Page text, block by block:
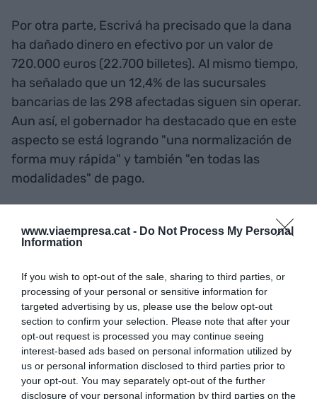
www.viaempresa.cat - Do Not Process My Personal
Information
If you wish to opt-out of the sale, sharing to third parties, or
processing of your personal or sensitive information for
targeted advertising by us, please use the below opt-out
section to confirm your selection. Please note that after your
opt-out request is processed you may continue seeing
interest-based ads based on personal information utilized by
us or personal information disclosed to third parties prior to
your opt-out. You may separately opt-out of the further
disclosure of your personal information by third parties on the
Por otra parte, Escrivá ha precisado que la dana
ha dañado dinero en efectivo por un valor de
720.000 euros (22.700 billetes). Al mismo tiempo,
ha señalado que un 12,4% de las sucursales
bancarias de las 298 afectadas siguen sin operar.
Aun así, el gobernador ha destacado que en este
aspecto se está logrando "una normalización de
forma muy rápida" y también "en todas las
modalidades" de pago.
El titular del Banco de España ha concretado que
se han concedido 715 avales ICO, se han
de Compensación de Seguros y más de 7.500
peticiones de moratoria de préstamos. Asimismo,
Escrivá ha presentado que, con fecha del 19 de
noviembre, hay 19.846 trabajadores acogidos al
ERTE, lo que supone el 1,9% del empleo de la
demarcación de Valencia, y 1.699 empresas.